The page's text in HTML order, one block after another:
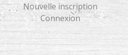
Nouvelle inscription
Connexion